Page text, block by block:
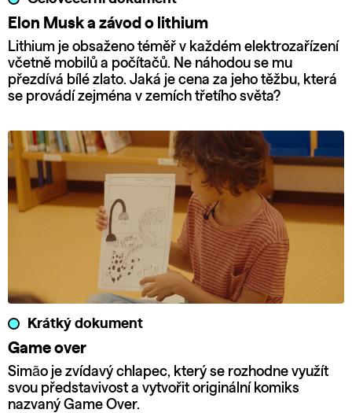
Elon Musk a závod o lithium
Lithium je obsaženo téměř v každém elektrozařízení
včetně mobilů a počítačů. Ne náhodou se mu
přezdívá bílé zlato. Jaká je cena za jeho těžbu, která
se provádí zejména v zemích třetího světa?
Krátký dokument
Game over
Simão je zvídavý chlapec, který se rozhodne využít
svou představivost a vytvořit originální komiks
nazvaný Game Over.